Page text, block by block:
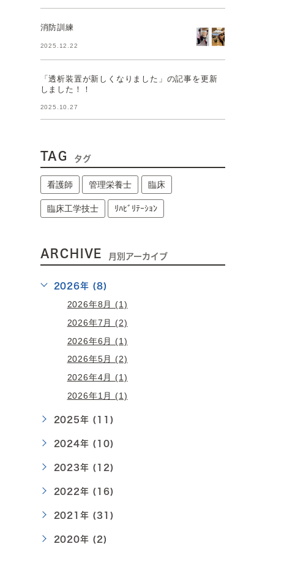
消防訓練
2025.12.22
「透析装置が新しくなりました」の記事を更新
しました！！
2025.10.27
TAG タグ
看護師 管理栄養士 臨床
臨床工学技士 ﾘﾊﾋﾞﾘﾃｰｼｮﾝ
ARCHIVE 月別アーカイブ
2026年 (8)
2026年8月 (1)
2026年7月 (2)
2026年6月 (1)
2026年5月 (2)
2026年4月 (1)
2026年1月 (1)
2025年 (11)
2024年 (10)
2023年 (12)
2022年 (16)
2021年 (31)
2020年 (2)